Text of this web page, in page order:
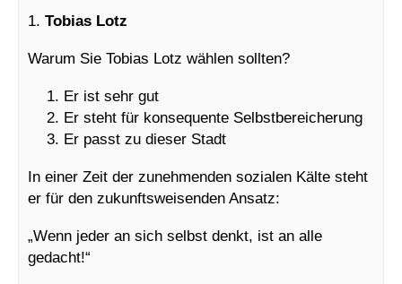
1. Tobias Lotz
Warum Sie Tobias Lotz wählen sollten?
Er ist sehr gut
Er steht für konsequente Selbstbereicherung
Er passt zu dieser Stadt
In einer Zeit der zunehmenden sozialen Kälte steht
er für den zukunftsweisenden Ansatz:
„Wenn jeder an sich selbst denkt, ist an alle
gedacht!“